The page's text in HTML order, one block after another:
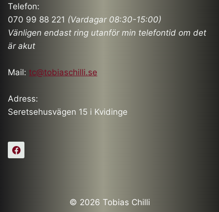
Telefon:
070 99 88 221 (Vardagar 08:30-15:00)
Vänligen endast ring utanför min telefontid om det
är akut
Mail: tc@tobiaschilli.se
Adress:
Seretsehusvägen 15 i Kvidinge
© 2026 Tobias Chilli